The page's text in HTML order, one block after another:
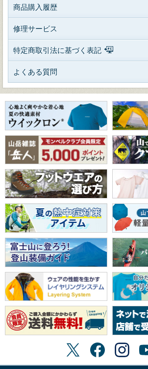
商品購入履歴
修理サービス
特定商取引法に基づく表記
よくある質問